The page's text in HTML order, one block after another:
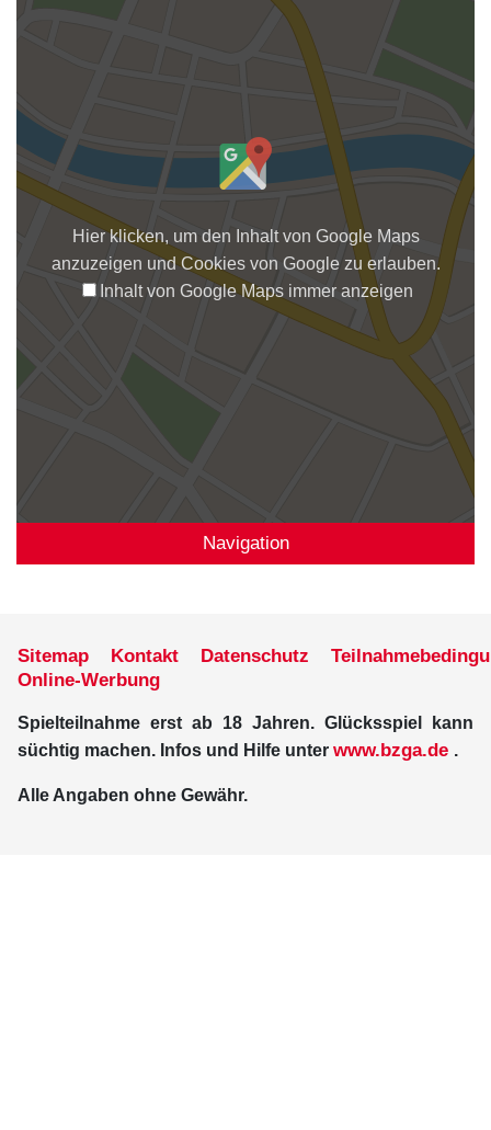
Hier klicken, um den Inhalt von Google Maps
anzuzeigen und Cookies von Google zu erlauben.
Inhalt von Google Maps immer anzeigen
Navigation
Sitemap Kontakt Datenschutz
Online-Werbung
Spielteilnahme erst ab 18 Jahren. Glücksspiel kann
süchtig machen. Infos und Hilfe unter www.bzga.de .
Alle Angaben ohne Gewähr.